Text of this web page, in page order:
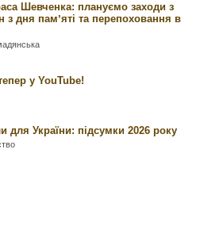
Шевченка: плануємо заходи з
з дня памʼяті та перепоховання в
у YouTube!
України: підсумки 2026 року